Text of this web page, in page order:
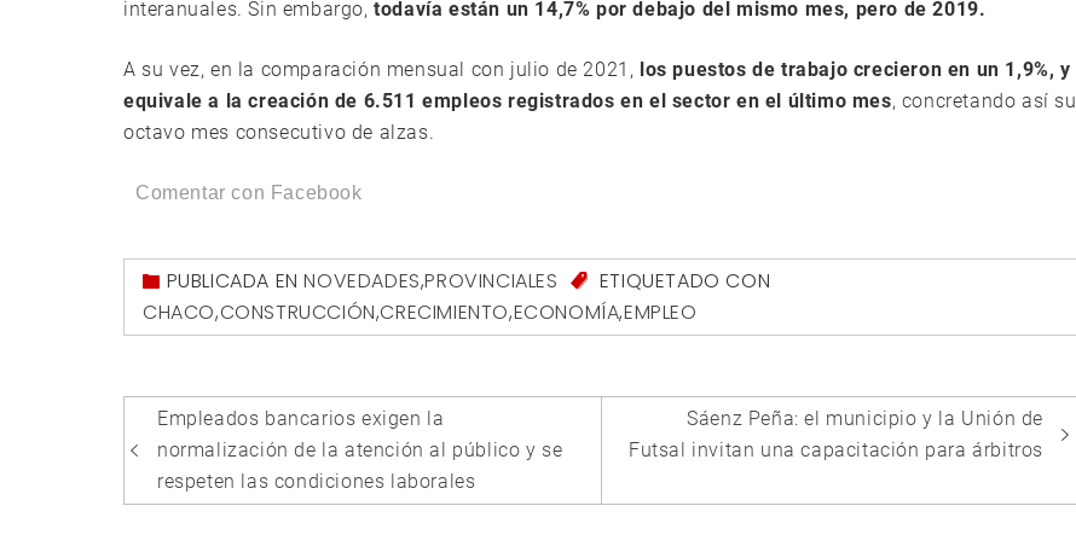
interanuales. Sin embargo,todavía están un 14,7% por debajo del mismo mes, pero de 2019.
A su vez, en la comparación mensual con julio de 2021, los puestos de trabajo crecieron en un 1,9%, y
equivale a la creación de 6.511 empleos registrados en el sector en el último mes, concretando así su
octavo mes consecutivo de alzas.
Comentar con Facebook
PUBLICADA ENNOVEDADES,PROVINCIALES
ETIQUETADO CON
CHACO,CONSTRUCCIÓN,CRECIMIENTO,ECONOMÍA,EMPLEO
Navegación
de
entradas
Empleados bancarios exigen la
normalización de la atención al público y se
respeten las condiciones laborales
Sáenz Peña: el municipio y la Unión de
Futsal invitan una capacitación para árbitros